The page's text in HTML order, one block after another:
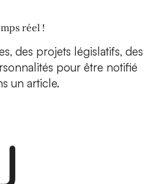
réel !
des projets législatifs, des
pour être notifié
un article.